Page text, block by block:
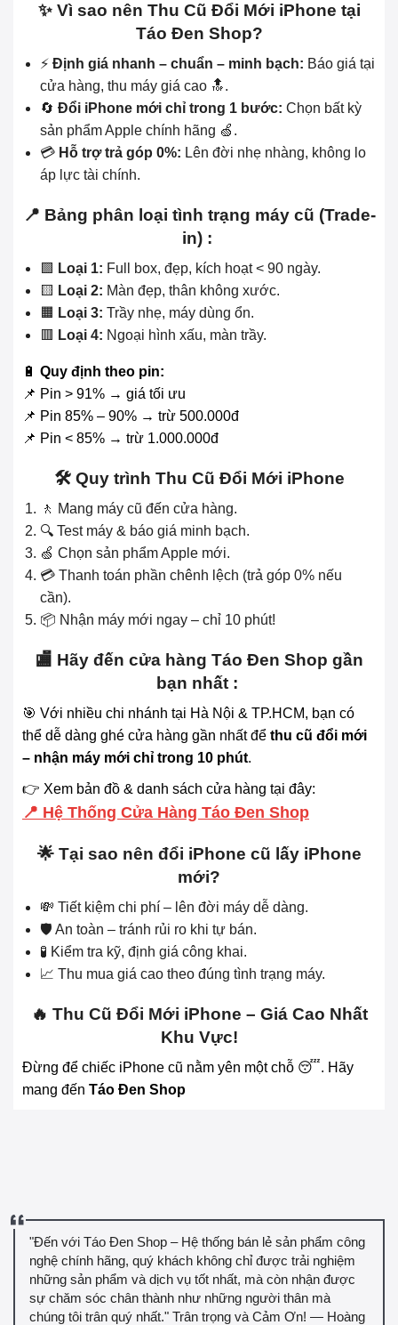
✨ Vì sao nên Thu Cũ Đổi Mới iPhone tại
Táo Đen Shop?
⚡ Định giá nhanh – chuẩn – minh bạch: Báo giá tại
cửa hàng, thu máy giá cao 🔝.
🔄 Đổi iPhone mới chỉ trong 1 bước: Chọn bất kỳ
sản phẩm Apple chính hãng 🍏.
💳 Hỗ trợ trả góp 0%: Lên đời nhẹ nhàng, không lo
áp lực tài chính.
📍 Bảng phân loại tình trạng máy cũ (Trade-
in) :
🟩 Loại 1: Full box, đẹp, kích hoạt < 90 ngày.
🟨 Loại 2: Màn đẹp, thân không xước.
🟧 Loại 3: Trầy nhẹ, máy dùng ổn.
🟥 Loại 4: Ngoại hình xấu, màn trầy.
🔋 Quy định theo pin:
📌 Pin > 91% → giá tối ưu
📌 Pin 85% – 90% → trừ 500.000đ
📌 Pin < 85% → trừ 1.000.000đ
🛠 Quy trình Thu Cũ Đổi Mới iPhone
🚶 Mang máy cũ đến cửa hàng.
🔍 Test máy & báo giá minh bạch.
🍏 Chọn sản phẩm Apple mới.
💳 Thanh toán phần chênh lệch (trả góp 0% nếu
cần).
📦 Nhận máy mới ngay – chỉ 10 phút!
🏬 Hãy đến cửa hàng Táo Đen Shop gần
bạn nhất :
🎯 Với nhiều chi nhánh tại Hà Nội & TP.HCM, bạn có
thể dễ dàng ghé cửa hàng gần nhất để thu cũ đổi mới
– nhận máy mới chỉ trong 10 phút.
👉 Xem bản đồ & danh sách cửa hàng tại đây:
📍 Hệ Thống Cửa Hàng Táo Đen Shop
🌟 Tại sao nên đổi iPhone cũ lấy iPhone
mới?
💸 Tiết kiệm chi phí – lên đời máy dễ dàng.
🛡 An toàn – tránh rủi ro khi tự bán.
🧪 Kiểm tra kỹ, định giá công khai.
📈 Thu mua giá cao theo đúng tình trạng máy.
🔥 Thu Cũ Đổi Mới iPhone – Giá Cao Nhất
Khu Vực!
Đừng để chiếc iPhone cũ nằm yên một chỗ 😴. Hãy
mang đến Táo Đen Shop
"Đến với Táo Đen Shop – Hệ thống bán lẻ sản phẩm công
nghệ chính hãng, quý khách không chỉ được trải nghiệm
những sản phẩm và dịch vụ tốt nhất, mà còn nhận được
sự chăm sóc chân thành như những người thân mà
chúng tôi trân quý nhất." Trân trọng và Cảm Ơn! — Hoàng